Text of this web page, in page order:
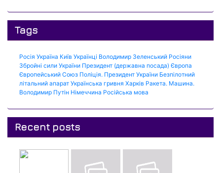
Tags
Росія Україна Київ Українці Володимир Зеленський Росіяни
Збройні сили України Президент (державна посада) Європа
Європейський Союз Поліція. Президент України Безпілотний
літальний апарат Українська гривня Харків Ракета. Машина.
Володимир Путін Німеччина Російська мова
Recent posts